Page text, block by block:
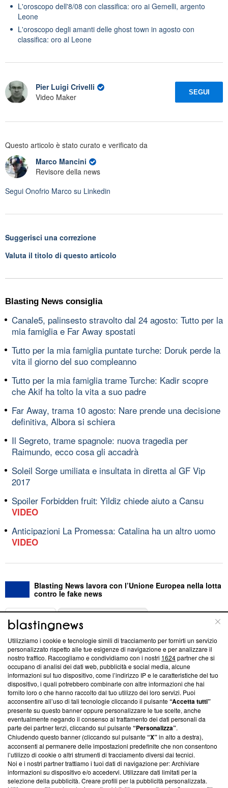
L'oroscopo dell'8/08 con classifica: oro ai Gemelli, argento
Leone
L'oroscopo degli amanti delle ghost town in agosto con
classifica: oro al Leone
Pier Luigi Crivelli
Video Maker
SEGUI
Questo articolo è stato curato e verificato da
Marco Mancini
Revisore della news
Segui Onofrio Marco su Linkedin
Suggerisci una correzione
Valuta il titolo di questo articolo
Blasting News consiglia
Canale5, palinsesto stravolto dal 24 agosto: Tutto per la
mia famiglia e Far Away spostati
Tutto per la mia famiglia puntate turche: Doruk perde la
vita il giorno del suo compleanno
Tutto per la mia famiglia trame Turche: Kadir scopre
che Akif ha tolto la vita a suo padre
Far Away, trama 10 agosto: Nare prende una decisione
definitiva, Albora si schiera
Il Segreto, trame spagnole: nuova tragedia per
Raimundo, ecco cosa gli accadrà
Soleil Sorge umiliata e insultata in diretta al GF Vip
2017
Spoiler Forbidden fruit: Yildiz chiede aiuto a Cansu
VIDEO
Anticipazioni La Promessa: Catalina ha un altro uomo
VIDEO
Blasting News lavora con l’Unione Europea nella lotta
contro le fake news
ABOUT
Questa sezione offre informazioni trasparenti su Blasting
News, sui nostri processi editoriali e su come ci impegniamo a
creare news di qualità. Inoltre, afferma la nostra aderenza a
‘Trust Project - News with Integrity’Blasting News non è
ancora membro del programma, ma ha richiesto di farne
parte; Trust Project non ha ancora effettuato una verifica di
conformità agli standard.
Su di noi
Team editoriale
Corporate
Redazione
Utilizziamo i cookie e tecnologie simili di tracciamento per fornirti un servizio
personalizzato rispetto alle tue esigenze di navigazione e per analizzare il
nostro traffico. Raccogliamo e condividiamo con i nostri 1624partner che si
occupano di analisi dei dati web, pubblicità e social media, alcune
informazioni sul tuo dispositivo, come l’indirizzo IP e le caratteristiche del tuo
dispositivo, i quali potrebbero combinarle con altre informazioni che hai
fornito loro o che hanno raccolto dal tuo utilizzo dei loro servizi. Puoi
acconsentire all’uso di tali tecnologie cliccando il pulsante“Accetta tutti”
presente su questo banner oppure personalizzare le tue scelte, anche
eventualmente negando il consenso al trattamento dei dati personali da
parte dei partner terzi, cliccando sul pulsante“Personalizza”.
Chiudendo questo banner (cliccando sul pulsante“X”in alto a destra),
acconsenti al permanere delle impostazioni predefinite che non consentono
l’utilizzo di cookie o altri strumenti di tracciamento diversi dai tecnici.
Noi e i nostri partner trattiamo i tuoi dati di navigazione per: Archiviare
informazioni su dispositivo e/o accedervi. Utilizzare dati limitati per la
selezione della pubblicità. Creare profili per la pubblicità personalizzata.